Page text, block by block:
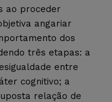
ao proceder
angariar
dos
três etapas: a
entre
cognitivo; a
relação de